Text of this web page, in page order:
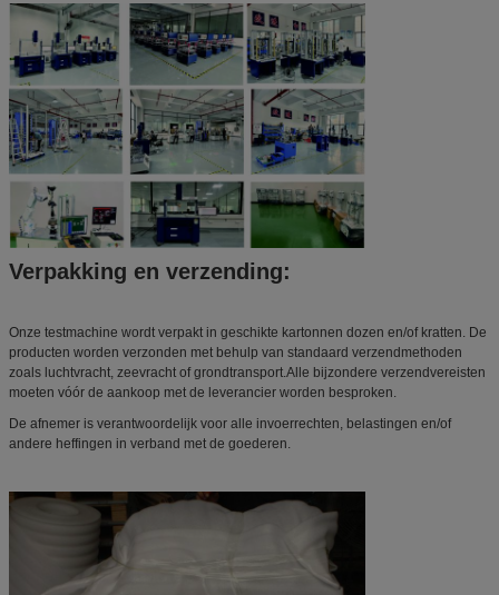
Verpakking en verzending:
Onze testmachine wordt verpakt in geschikte kartonnen dozen en/of kratten. De
producten worden verzonden met behulp van standaard verzendmethoden
zoals luchtvracht, zeevracht of grondtransport.Alle bijzondere verzendvereisten
moeten vóór de aankoop met de leverancier worden besproken.
De afnemer is verantwoordelijk voor alle invoerrechten, belastingen en/of
andere heffingen in verband met de goederen.